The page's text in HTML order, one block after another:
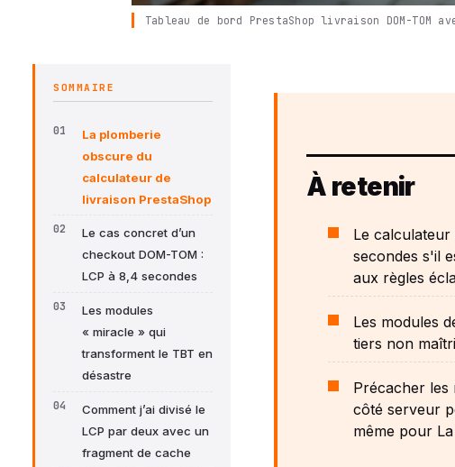
Tableau de bord PrestaShop livraison DOM-TOM
SOMMAIRE
La plomberie
obscure du
calculateur de
livraison PrestaShop
Le cas concret d’un
checkout DOM-TOM :
LCP à 8,4 secondes
Les modules
« miracle » qui
transforment le TBT en
désastre
Comment j’ai divisé le
LCP par deux avec un
fragment de cache
À retenir
Le
secondes s'il
aux règles
Les modules
tiers non
Précacher les
côté serveur
même pour